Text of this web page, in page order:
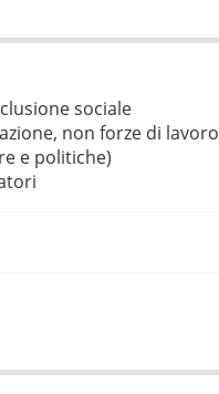
sociale
non forze di lavoro
e politiche)